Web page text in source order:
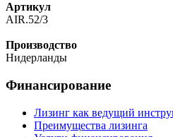
Артикул
AIR.52/3
Производство
Нидерланды
Финансирование
Лизинг как ведущий
Преимущества лизинга